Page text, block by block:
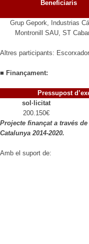
Beneficiaris
Grup Gepork, Industrias
Montronill SAU, ST
Altres participants:
■ Finançament:
Pressupost
sol·licitat
200.150€
Projecte finançat a través
Catalunya 2014-2020.
Amb el suport de: